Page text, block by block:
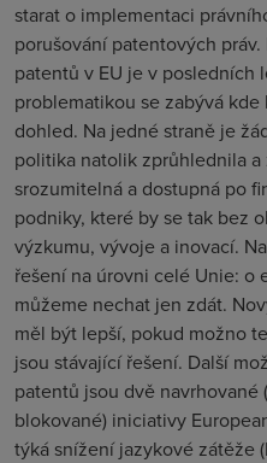
starat o implementaci
porušování patentových
patentů v EU je v
problematikou se zabývá
dohled. Na jedné straně je
politika natolik zprůhlednila a
srozumitelná a dostupná po
podniky, které by se tak bez
výzkumu, vývoje a inovací.
řešení na úrovni celé Unie: o
můžeme nechat jen zdát.
měl být lepší, pokud možno
jsou stávající řešení. Další
patentů jsou dvě navrhované
blokované) iniciativy
týká snížení jazykové zátěže